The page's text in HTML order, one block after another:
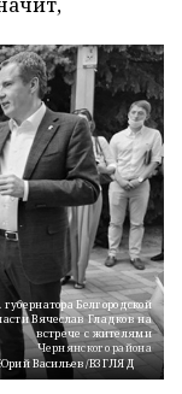
губернатора Белгородской
Вячеслав Гладков на
встрече с жителями
Чернянского района
Васильев/ВЗГЛЯД